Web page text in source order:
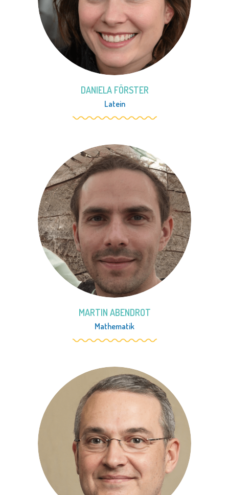
DANIELA FÖRSTER
Latein
MARTIN ABENDROT
Mathematik